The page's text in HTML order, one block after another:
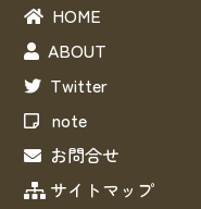
HOME
ABOUT
Twitter
note
お問合せ
サイトマップ